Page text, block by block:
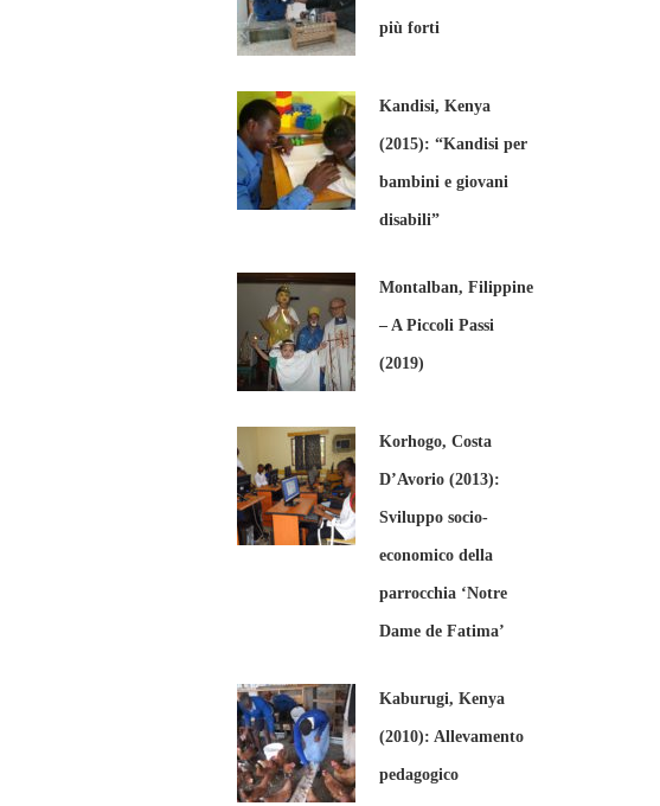
più forti
Kandisi, Kenya
(2015): “Kandisi per
bambini e giovani
disabili”
Montalban, Filippine
– A Piccoli Passi
(2019)
Korhogo, Costa
D’Avorio (2013):
Sviluppo socio-
economico della
parrocchia ‘Notre
Dame de Fatima’
Kaburugi, Kenya
(2010): Allevamento
pedagogico